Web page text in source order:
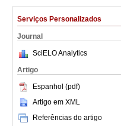
Serviços Personalizados
Journal
SciELO Analytics
Artigo
Espanhol (pdf)
Artigo em XML
Referências do artigo